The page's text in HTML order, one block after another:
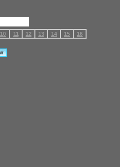
10 11 12 13 14 15 16